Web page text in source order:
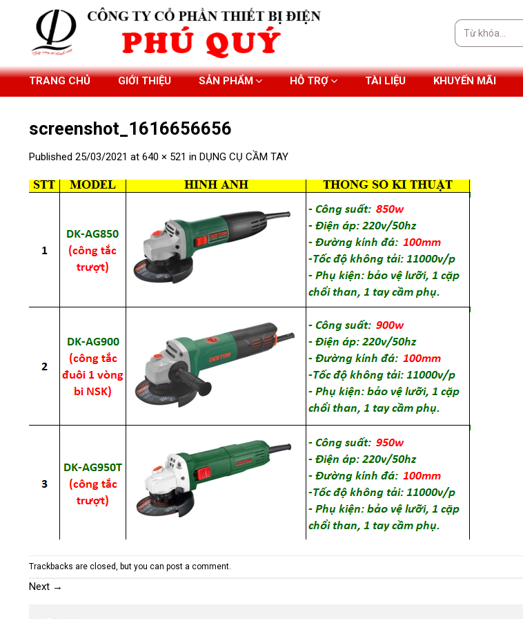
Tìm
kiếm:
TRANG CHỦ GIỚI THIỆU SẢN PHẨM HỖ TRỢ TÀI LIỆU KHUYẾN MÃI
screenshot_1616656656
Published 25/03/2021 at 640 × 521 in DỤNG CỤ CẦM TAY
Trackbacks are closed, but you can post a comment
Next →